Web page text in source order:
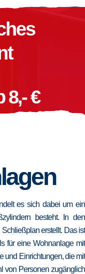
8,- €
es sich dabei um ein
besteht. In den
erstellt. Das ist
für eine Wohnanlage mit
und Einrichtungen, die mit
von Personen zugänglich